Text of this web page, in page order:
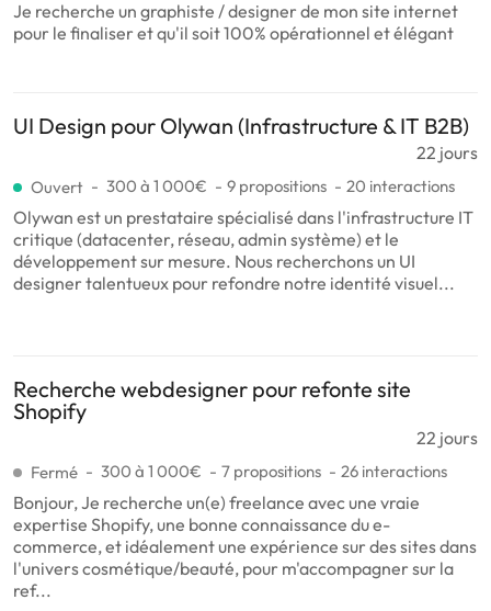
Je recherche un graphiste / designer de mon site internet
pour le finaliser et qu'il soit 100% opérationnel et élégant
UI Design pour Olywan (Infrastructure & IT B2B)
22 jours
Ouvert 300 à 1 000€ 9 propositions 20 interactions
Olywan est un prestataire spécialisé dans l'infrastructure IT
critique (datacenter, réseau, admin système) et le
développement sur mesure. Nous recherchons un UI
designer talentueux pour refondre notre identité visuel...
Recherche webdesigner pour refonte site
Shopify
22 jours
Fermé 300 à 1 000€ 7 propositions 26 interactions
Bonjour, Je recherche un(e) freelance avec une vraie
expertise Shopify, une bonne connaissance du e-
commerce, et idéalement une expérience sur des sites dans
l'univers cosmétique/beauté, pour m'accompagner sur la
ref...